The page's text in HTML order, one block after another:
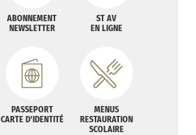
ABONNEMENT
NEWSLETTER
ST AV
EN LIGNE
PASSEPORT
CARTE D'IDENTITÉ
MENUS
RESTAURATION
SCOLAIRE